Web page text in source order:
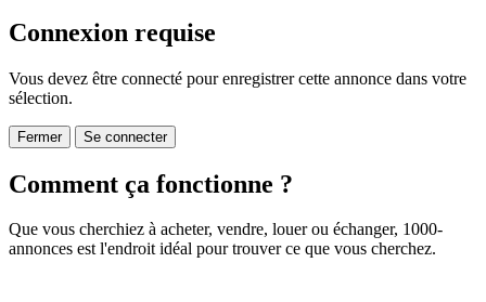
Connexion requise
Vous devez être connecté pour enregistrer cette annonce dans votre
sélection.
Fermer Se connecter
Comment ça fonctionne ?
Que vous cherchiez à acheter, vendre, louer ou échanger, 1000-
annonces est l'endroit idéal pour trouver ce que vous cherchez.